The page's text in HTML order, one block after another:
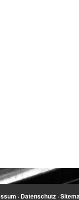
· Datenschutz ·